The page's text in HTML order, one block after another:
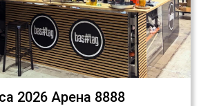
2026 Арена 8888